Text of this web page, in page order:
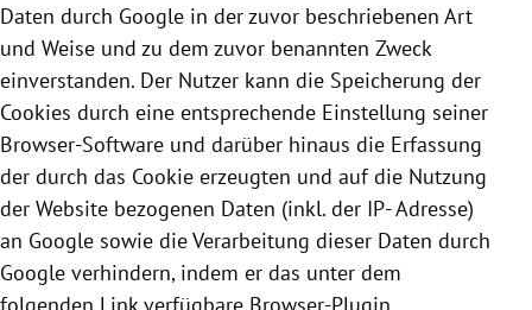
Daten durch Google in der zuvor beschriebenen Art
und Weise und zu dem zuvor benannten Zweck
einverstanden. Der Nutzer kann die Speicherung der
Cookies durch eine entsprechende Einstellung seiner
Browser-Software und darüber hinaus die Erfassung
der durch das Cookie erzeugten und auf die Nutzung
der Website bezogenen Daten (inkl. der IP- Adresse)
an Google sowie die Verarbeitung dieser Daten durch
Google verhindern, indem er das unter dem
folgenden Link verfügbare Browser-Plugin